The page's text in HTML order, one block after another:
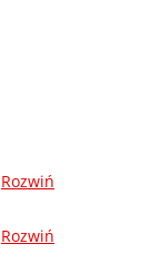
Rozwiń
Rozwiń